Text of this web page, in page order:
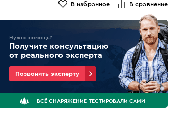
В избранное В сравнение
Нужна помощь?
Получите консультацию
от реального эксперта
Позвонить эксперту
ВСЁ СНАРЯЖЕНИЕ ТЕСТИРОВАЛИ САМИ